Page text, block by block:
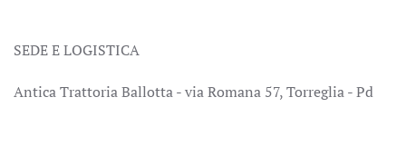
SEDE E LOGISTICA
Antica Trattoria Ballotta - via Romana 57, Torreglia - Pd